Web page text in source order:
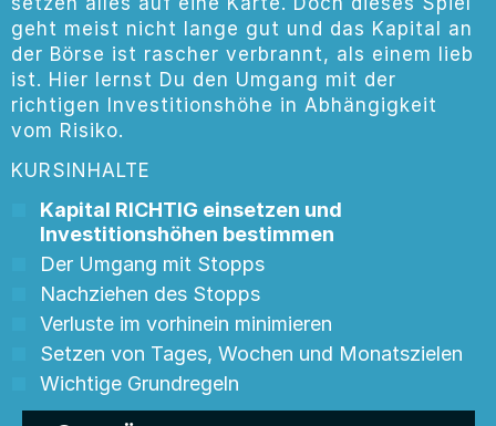
geht meist nicht lange gut und das Kapital an
der Börse ist rascher verbrannt, als einem lieb
ist. Hier lernst Du den Umgang mit der
richtigen Investitionshöhe in Abhängigkeit
vom Risiko.
KURSINHALTE
Kapital RICHTIG einsetzen und
Investitionshöhen bestimmen
Der Umgang mit Stopps
Nachziehen des Stopps
Verluste im vorhinein minimieren
Setzen von Tages, Wochen und Monatszielen
Wichtige Grundregeln